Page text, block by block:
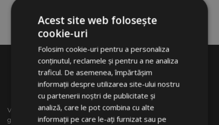
VTVauto este un vânzător cu amănuntul și distrubuitor en
gros al accesoriilor auto din Slovacia, cum ar fi: capace
Acest site web folosește
cookie-uri
Folosim cookie-uri pentru a personaliza
conținutul, reclamele și pentru a ne analiza
traficul. De asemenea, împărtășim
informații despre utilizarea site-ului nostru
cu partenerii noștri de publicitate și
analiză, care le pot combina cu alte
informații pe care le-ați furnizat sau pe